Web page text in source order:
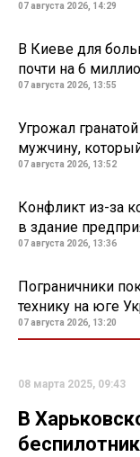
07 августа 2026, 14:29
В Киеве для
почти на 6
07 августа 2026, 13:55
Угрожал
мужчину,
07 августа 2026, 13:52
Конфликт из-за
в здание
07 августа 2026, 13:36
Пограничники
технику на юге
07 августа 2026, 13:20
08 марта 2025, 09:43
В